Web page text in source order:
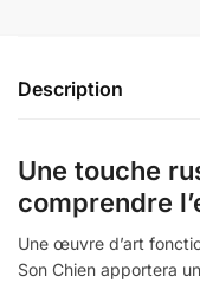
Description
Une touche
comprendre
Une œuvre d’art
Son Chien apportera